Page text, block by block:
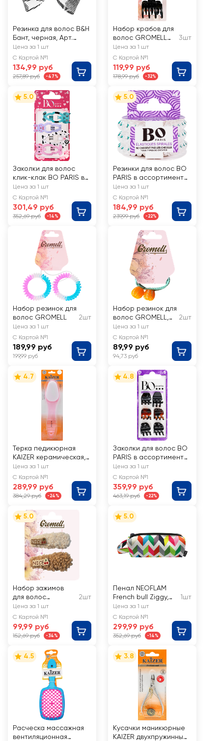
Резинка для волос B&H
Бант, черная, Арт.
W0175
Цена за 1 шт
С Картой №1
134,99 руб
257,89 руб -47%
Набор крабов для
волос GROMELL
Арт. LZAZH010
3шт
Цена за 1 шт
С Картой №1
119,99 руб
178,99 руб -32%
5.0
Заколки для волос
клик-клак BO PARIS в
ассортименте, Арт.
BO500923
Цена за 1 шт
С Картой №1
301,49 руб
352,69 руб -14%
5.0
Резинки для волос BO
PARIS в ассортименте,
Арт. 512053
Цена за 1 шт
С Картой №1
184,99 руб
239,99 руб -22%
Набор резинок для
волос GROMELL
2шт
Цена за 1 шт
С Картой №1
189,99 руб
199,99 руб
Набор резинок для
волос GROMELL,
Арт. LREZ010
2шт
Цена за 1 шт
С Картой №1
89,99 руб
94,73 руб
4.7
Терка педикюрная
KAIZER керамическая,
двухсторонняя, в
ассортименте, Арт.
405025
Цена за 1 шт
С Картой №1
289,99 руб
384,29 руб -24%
4.8
Заколки для волос BO
PARIS в ассортименте,
Арт. BO500185
Цена за 1 шт
С Картой №1
359,99 руб
463,19 руб -22%
5.0
Набор зажимов
для волос
GROMELL Арт.
LZAZH014
2шт
Цена за 1 шт
С Картой №1
99,99 руб
152,69 руб -34%
5.0
Пенал NEOFLAM
French bull Ziggy,
Арт. 63139
1шт
Цена за 1 шт
С Картой №1
299,99 руб
352,69 руб -14%
4.5
Расческа массажная
вентиляционная
3.8
Кусачки маникюрные
KAIZER двухпружинные